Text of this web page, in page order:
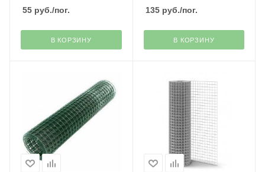
55 руб./пог.
В КОРЗИНУ
135руб./пог.
В КОРЗИНУ